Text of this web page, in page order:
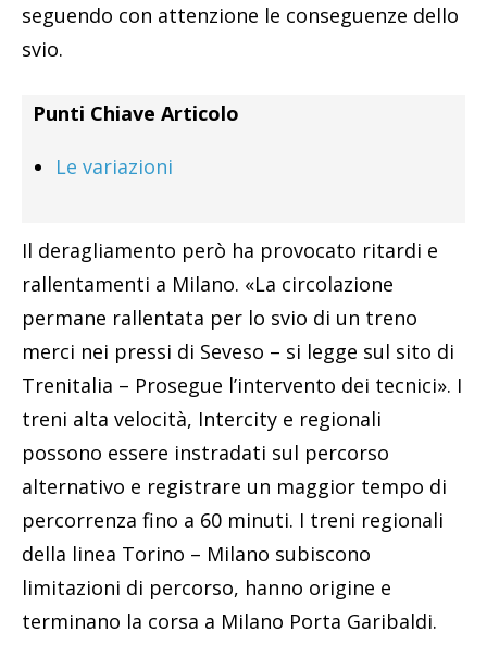
seguendo con attenzione le conseguenze dello
svio.
Punti Chiave Articolo
Le variazioni
Il deragliamento però ha provocato ritardi e
rallentamenti a Milano. «La circolazione
permane rallentata per lo svio di un treno
merci nei pressi di Seveso – si legge sul sito di
Trenitalia – Prosegue l’intervento dei tecnici». I
treni alta velocità, Intercity e regionali
possono essere instradati sul percorso
alternativo e registrare un maggior tempo di
percorrenza fino a 60 minuti. I treni regionali
della linea Torino – Milano subiscono
limitazioni di percorso, hanno origine e
terminano la corsa a Milano Porta Garibaldi.